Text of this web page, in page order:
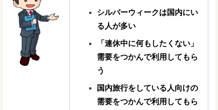
シルバーウィークは国内にい
る人が多い
「連休中に何もしたくない」
需要をつかんで利用してもら
う
国内旅行をしている人向けの
需要をつかんで利用してもら